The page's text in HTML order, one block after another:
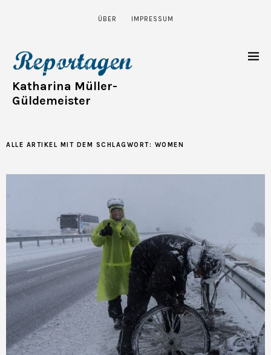
ÜBER IMPRESSUM
Katharina Müller-
Güldemeister
ALLE ARTIKEL MIT DEM SCHLAGWORT: WOMEN